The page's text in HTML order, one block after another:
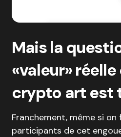
Mais la
«valeur»
crypto art est
Franchement, même si
participants de cet